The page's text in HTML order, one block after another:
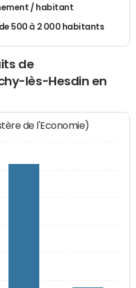
/ habitant
500 à 2 000 habitants
de
lès-Hesdin en
de l'Economie)